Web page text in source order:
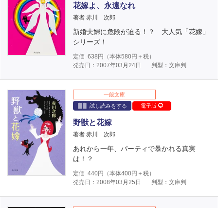
花嫁よ、永遠なれ
著者 赤川 次郎
新婚夫婦に危険が迫る！？ 大人気「花嫁」
シリーズ！
定価 638 円（本体580円＋税）
発売日：2007年03月24日
判型：文庫判
一般文庫
試し読みをする
電子版
野獣と花嫁
著者 赤川 次郎
あれから一年、パーティで暴かれる真実
は！？
定価 440円（本体400円＋税）
発売日：2008年03月25日
判型：文庫判